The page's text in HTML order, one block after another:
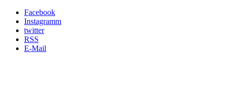
Facebook
Instagramm
twitter
RSS
E-Mail